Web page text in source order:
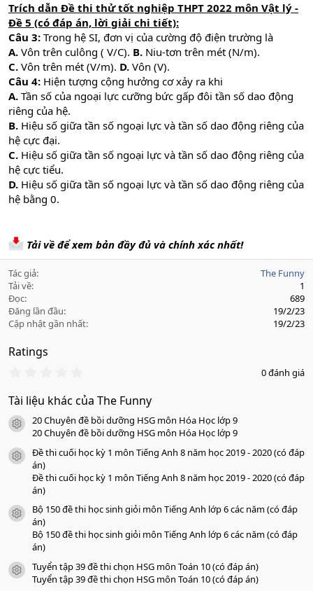
Trích dẫn Đề thi thử tốt nghiệp THPT 2022 môn Vật lý -
Đề 5 (có đáp án, lời giải chi tiết):
Câu 3: Trong hệ SI, đơn vị của cường độ điện trường là
A. Vôn trên culông ( V/C). B. Niu-tơn trên mét (N/m).
C. Vôn trên mét (V/m). D. Vôn (V).
Câu 4: Hiện tượng cộng hưởng cơ xảy ra khi
A. Tần số của ngoại lực cưỡng bức gấp đôi tần số dao động
riêng của hệ.
B. Hiệu số giữa tần số ngoại lực và tần số dao động riêng của
hệ cực đại.
C. Hiệu số giữa tần số ngoại lực và tần số dao động riêng của
hệ cực tiểu.
D. Hiệu số giữa tần số ngoại lực và tần số dao động riêng của
hệ bằng 0.
Tải về để xem bản đầy đủ và chính xác nhất!
Tác giả
The Funny
Tải về
1
Đọc
689
Đăng lần đầu
19/2/23
Cập nhật gần nhất
19/2/23
Ratings
0
0
s
a
o
0 đánh giá
Tài liệu khác của The Funny
icon tài liệu
20 Chuyên đề bồi dưỡng HSG môn Hóa Học lớp 9
20 Chuyên đề bồi dưỡng HSG môn Hóa Học lớp 9
icon tài liệu
Đề thi cuối học kỳ 1 môn Tiếng Anh 8 năm học 2019 - 2020 (có đáp
án)
Đề thi cuối học kỳ 1 môn Tiếng Anh 8 năm học 2019 - 2020 (có đáp
án)
icon tài liệu
Bộ 150 đề thi học sinh giỏi môn Tiếng Anh lớp 6 các năm (có đáp
án)
Bộ 150 đề thi học sinh giỏi môn Tiếng Anh lớp 6 các năm (có đáp
án)
icon tài liệu
Tuyển tập 39 đề thi chọn HSG môn Toán 10 (có đáp án)
Tuyển tập 39 đề thi chọn HSG môn Toán 10 (có đáp án)